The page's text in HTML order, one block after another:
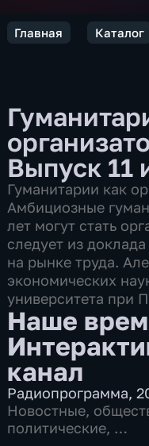
Главная Каталог
Выпуск 11
Гуманитарии как
Амбициозные
лет могут стать
следует из
на рынке труда.
экономических
университета при
Наше
канал
Радиопрограмма,
Новостные,
политические,